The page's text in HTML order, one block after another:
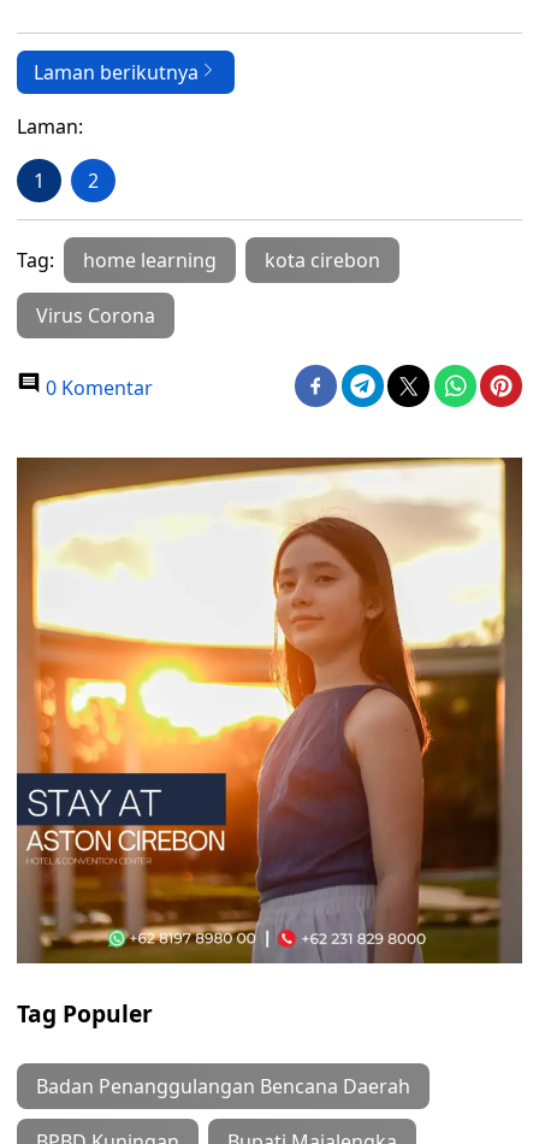
Laman berikutnya
Laman:
1 2
Tag: home learning kota cirebon
Virus Corona
0 Komentar
Tag Populer
Badan Penanggulangan Bencana Daerah